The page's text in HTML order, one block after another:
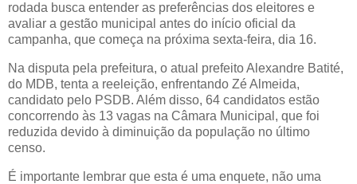
rodada busca entender as preferências dos eleitores e
avaliar a gestão municipal antes do início oficial da
campanha, que começa na próxima sexta-feira, dia 16.
Na disputa pela prefeitura, o atual prefeito Alexandre Batité,
do MDB, tenta a reeleição, enfrentando Zé Almeida,
candidato pelo PSDB. Além disso, 64 candidatos estão
concorrendo às 13 vagas na Câmara Municipal, que foi
reduzida devido à diminuição da população no último
censo.
É importante lembrar que esta é uma enquete, não uma